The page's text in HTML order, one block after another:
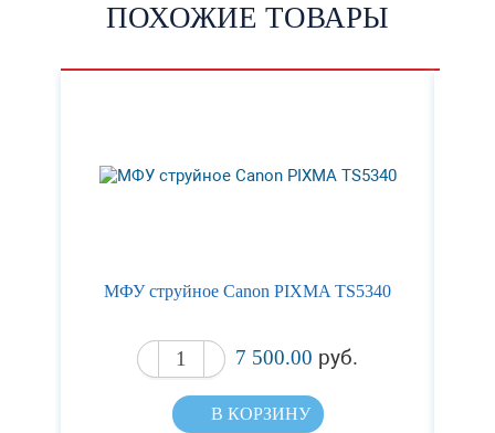
ПОХОЖИЕ ТОВАРЫ
МФУ струйное Canon PIXMA TS5340
7 500.00 руб.
В КОРЗИНУ